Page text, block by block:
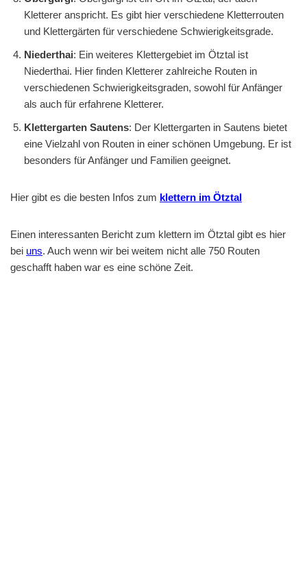
Kletterer anspricht. Es gibt hier verschiedene Kletterrouten
und Klettergärten für verschiedene Schwierigkeitsgrade.
Niederthai: Ein weiteres Klettergebiet im Ötztal ist
Niederthai. Hier finden Kletterer zahlreiche Routen in
verschiedenen Schwierigkeitsgraden, sowohl für Anfänger
als auch für erfahrene Kletterer.
Klettergarten Sautens: Der Klettergarten in Sautens bietet
eine Vielzahl von Routen in einer schönen Umgebung. Er ist
besonders für Anfänger und Familien geeignet.
Hier gibt es die besten Infos zum klettern im Ötztal
Einen interessanten Bericht zum klettern im Ötztal gibt es hier
bei uns. Auch wenn wir bei weitem nicht alle 750 Routen
geschafft haben war es eine schöne Zeit.